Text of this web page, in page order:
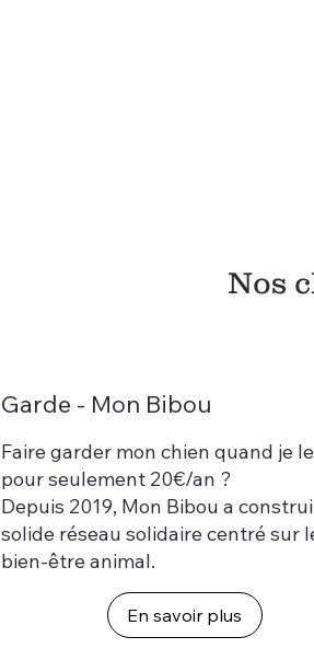
Nos
Garde - Mon Bibou
Faire garder mon chien quand je
pour seulement 20€/an ?
Depuis 2019, Mon Bibou a
solide réseau solidaire centré sur
bien-être animal.
En savoir plus